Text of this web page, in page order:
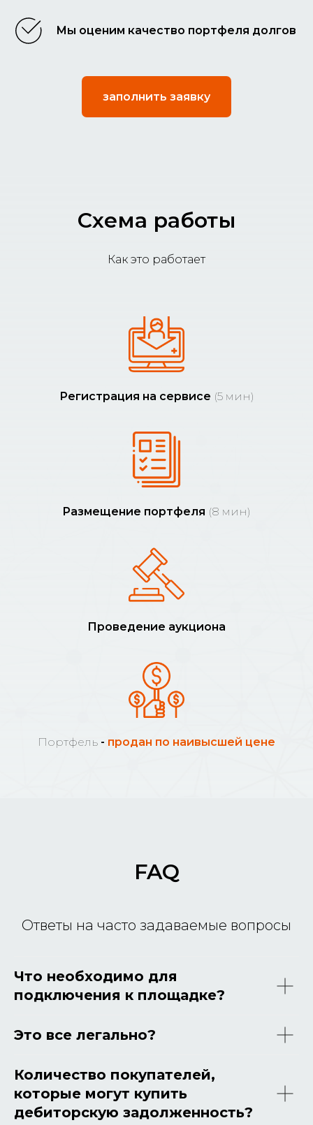
Мы оценим качество портфеля долгов
заполнить заявку
Схема работы
Как это работает
Регистрация на сервисе (5 мин)
Размещение портфеля (8 мин)
Проведение аукциона
Портфель - продан по наивысшей цене
FAQ
Ответы на часто задаваемые вопросы
Что необходимо для
подключения к площадке?
Это все легально?
Количество покупателей,
которые могут купить
дебиторскую задолженность?